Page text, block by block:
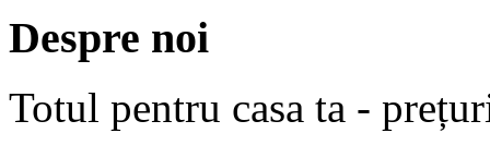
Despre noi
Totul pentru casa ta -